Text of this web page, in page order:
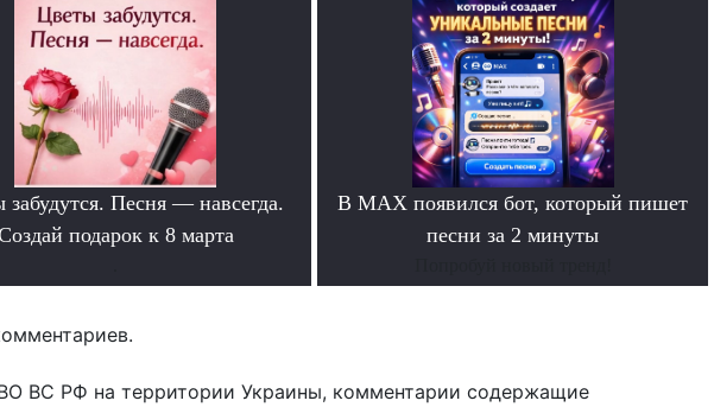
забудутся. Песня — навсегда.
подарок к 8 марта
В MAX появился бот, который пишет
песни за 2 минуты
ВС РФ на территории Украины, комментарии содержащие